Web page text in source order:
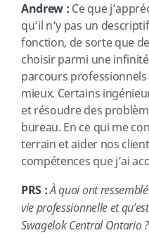
Andrew : Ce que
qu’il n’y pas un
fonction, de sorte que
choisir parmi une
parcours
mieux. Certains
et résoudre des
bureau. En ce qui me
terrain et aider nos
compétences que j’ai
PRS :À quoi ont
vie professionnelle et
Swagelok Central Ontario ?